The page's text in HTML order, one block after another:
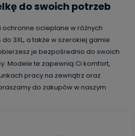
do swoich potrzeb
ocieplane w różnych
3XL, a także w szerokiej gamie
je bezpośrednio do swoich
Modele te zapewnią Ci komfort,
pracy na zewnątrz oraz
do zakupów w naszym